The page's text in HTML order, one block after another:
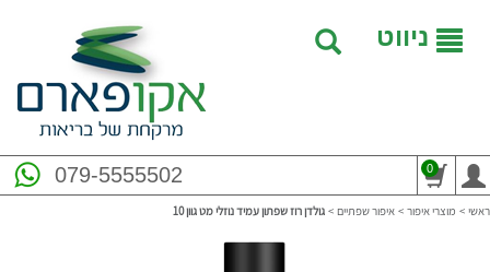
ניווט
079-5555502 0
ראשי > מוצרי איפור > איפור שפתיים > גולדן רוז שפתון עמיד נוזלי מט גוון 10